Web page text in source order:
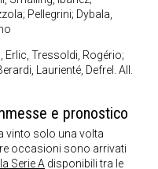
Pellegrini; Dybala,
Erlic, Tressoldi, Rogério;
Laurienté, Defrel. All.
e pronostico
vinto solo una volta
occasioni sono arrivati
Serie A disponibili tra le